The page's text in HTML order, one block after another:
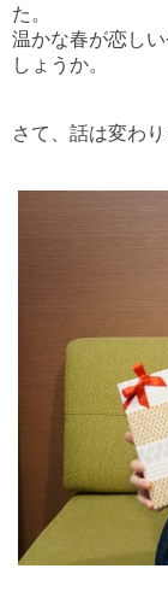
た。
温かな春が恋し
しょうか。
さて、話は変わり